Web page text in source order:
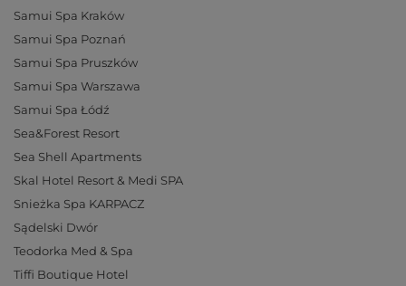
Samui Spa Kraków
Samui Spa Poznań
Samui Spa Pruszków
Samui Spa Warszawa
Samui Spa Łódź
Sea&Forest Resort
Sea Shell Apartments
Skal Hotel Resort & Medi SPA
Snieżka Spa KARPACZ
Sądelski Dwór
Teodorka Med & Spa
Tiffi Boutique Hotel